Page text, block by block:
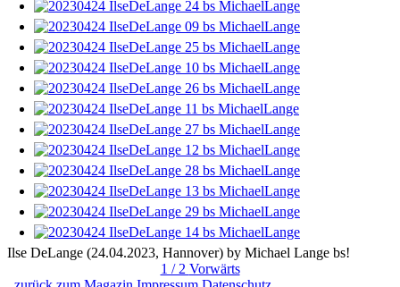
Ilse DeLange (24.04.2023, Hannover) by Michael Lange bs!
1 / 2 Vorwärts